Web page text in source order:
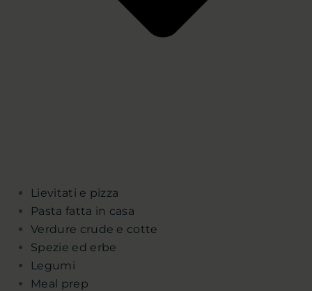
Lievitati e pizza
Pasta fatta in casa
Verdure crude e cotte
Spezie ed erbe
Legumi
Meal prep